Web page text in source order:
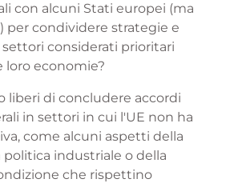
con alcuni Stati europei (ma
per condividere strategie e
considerati prioritari
loro economie?
liberi di concludere accordi
in settori in cui l'UE non ha
come alcuni aspetti della
politica industriale o della
che rispettino